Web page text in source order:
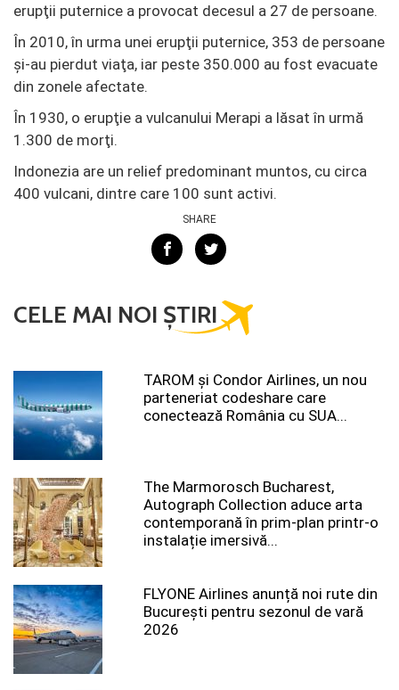
erupţii puternice a provocat decesul a 27 de persoane.
În 2010, în urma unei erupţii puternice, 353 de persoane
şi-au pierdut viaţa, iar peste 350.000 au fost evacuate
din zonele afectate.
În 1930, o erupţie a vulcanului Merapi a lăsat în urmă
1.300 de morţi.
Indonezia are un relief predominant muntos, cu circa
400 vulcani, dintre care 100 sunt activi.
SHARE
CELE MAI NOI ȘTIRI
TAROM şi Condor Airlines, un nou
parteneriat codeshare care
conectează România cu SUA...
The Marmorosch Bucharest,
Autograph Collection aduce arta
contemporană în prim-plan printr-o
instalație imersivă...
FLYONE Airlines anunță noi rute din
București pentru sezonul de vară
2026